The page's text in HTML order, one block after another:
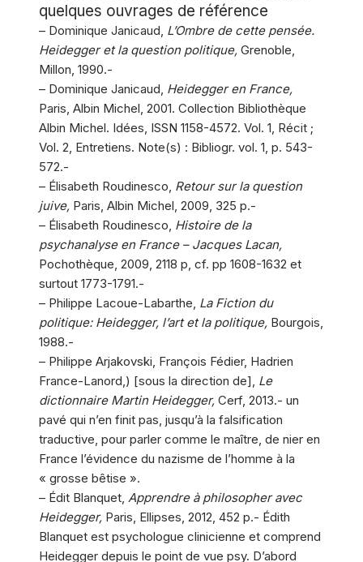
quelques ouvrages de référence
– Dominique Janicaud, L’Ombre de cette pensée.
Heidegger et la question politique, Grenoble,
Millon, 1990.-
– Dominique Janicaud, Heidegger en France,
Paris, Albin Michel, 2001. Collection Bibliothèque
Albin Michel. Idées, ISSN 1158-4572. Vol. 1, Récit ;
Vol. 2, Entretiens. Note(s) : Bibliogr. vol. 1, p. 543-
572.-
– Élisabeth Roudinesco, Retour sur la question
juive, Paris, Albin Michel, 2009, 325 p.-
– Élisabeth Roudinesco, Histoire de la
psychanalyse en France – Jacques Lacan,
Pochothèque, 2009, 2118 p, cf. pp 1608-1632 et
surtout 1773-1791.-
– Philippe Lacoue-Labarthe, La Fiction du
politique: Heidegger, l’art et la politique, Bourgois,
1988.-
– Philippe Arjakovski, François Fédier, Hadrien
France-Lanord,) [sous la direction de], Le
dictionnaire Martin Heidegger, Cerf, 2013.- un
pavé qui n’en finit pas, jusqu’à la falsification
traductive, pour parler comme le maître, de nier en
France l’évidence du nazisme de l’homme à la
« grosse bêtise ».
– Édit Blanquet, Apprendre à philosopher avec
Heidegger, Paris, Ellipses, 2012, 452 p.- Édith
Blanquet est psychologue clinicienne et comprend
Heidegger depuis le point de vue psy. D’abord